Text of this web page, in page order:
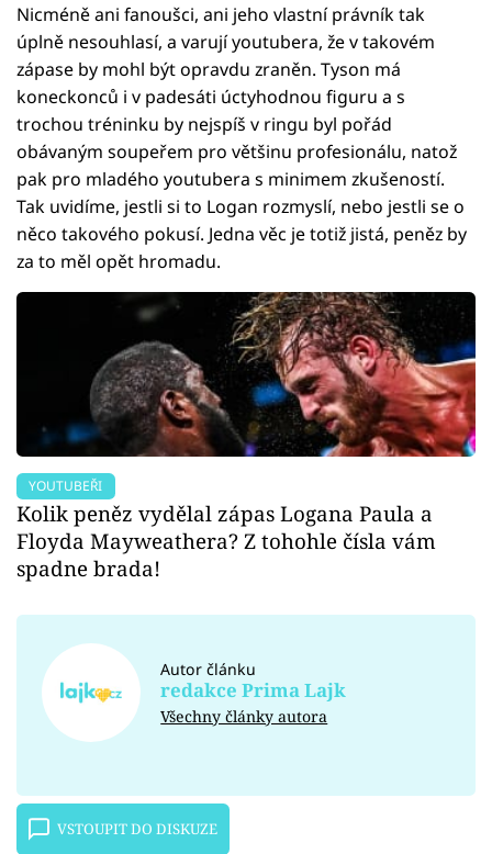
Nicméně ani fanoušci, ani jeho vlastní právník tak
úplně nesouhlasí, a varují youtubera, že v takovém
zápase by mohl být opravdu zraněn. Tyson má
koneckonců i v padesáti úctyhodnou figuru a s
trochou tréninku by nejspíš v ringu byl pořád
obávaným soupeřem pro většinu profesionálu, natož
pak pro mladého youtubera s minimem zkušeností.
Tak uvidíme, jestli si to Logan rozmyslí, nebo jestli se o
něco takového pokusí. Jedna věc je totiž jistá, peněz by
za to měl opět hromadu.
YOUTUBEŘI
Kolik peněz vydělal zápas Logana Paula a
Floyda Mayweathera? Z tohohle čísla vám
spadne brada!
Autor článku
redakce Prima Lajk
Všechny články autora
VSTOUPIT DO DISKUZE